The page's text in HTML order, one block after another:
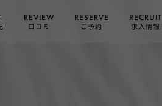
REVIEW
口コミ
RESERVE
ご予約
RECRUIT
求人情報